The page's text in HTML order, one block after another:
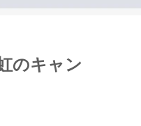
のキャン